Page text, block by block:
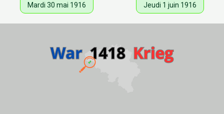
Mardi 30 mai 1916 Jeudi 1 juin 1916